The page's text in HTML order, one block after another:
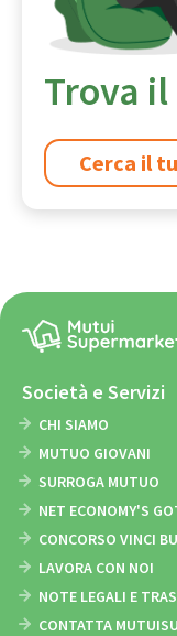
Trova
Cerca il
Società e Servizi
CHI SIAMO
MUTUO GIOVANI
SURROGA MUTUO
NET ECONOMY'S
CONCORSO VINCI
LAVORA CON NOI
NOTE LEGALI E
CONTATTA